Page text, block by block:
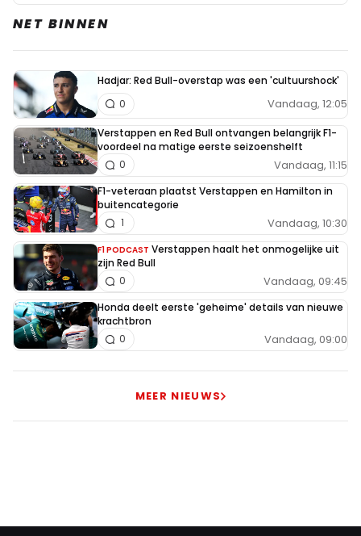
NET BINNEN
Hadjar: Red Bull-overstap was een 'cultuurshock'
Vandaag, 12:05
0
Verstappen en Red Bull ontvangen belangrijk F1-
voordeel na matige eerste seizoenshelft
Vandaag, 11:15
0
F1-veteraan plaatst Verstappen en Hamilton in
buitencategorie
Vandaag, 10:30
1
F1 PODCAST Verstappen haalt het onmogelijke uit
zijn Red Bull
Vandaag, 09:45
0
Honda deelt eerste 'geheime' details van nieuwe
krachtbron
Vandaag, 09:00
0
MEER NIEUWS